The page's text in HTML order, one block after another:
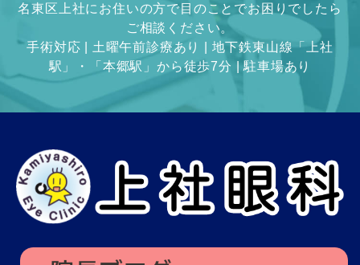
名東区上社にお住いの方で目のことでお困りでしたら
ご相談ください。
手術対応 | 土曜午前診療あり | 地下鉄東山線「上社
駅」・「本郷駅」から徒歩7分 | 駐車場あり